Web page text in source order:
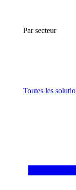
Par secteur
Toutes les